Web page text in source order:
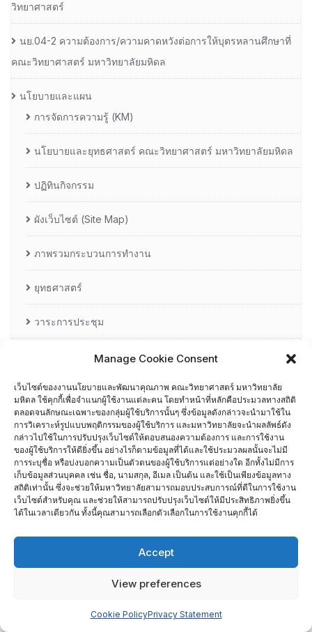
Manage Cookie Consent
เว็บไซต์ของงานนโยบายและพัฒนาคุณภาพ คณะวิทยาศาสตร์ มหาวิทยาลัย
มหิดล ใช้คุกกี้เพื่อจำแนกผู้ใช้งานแต่ละคน โดยทำหน้าที่หลักคือประมวลทางสถิติ
ตลอดจนลักษณะเฉพาะของกลุ่มผู้ใช้บริการนั้นๆ ซึ่งข้อมูลดังกล่าวจะนำมาใช้ใน
การวิเคราะห์รูปแบบพฤติกรรมของผู้ใช้บริการ และมหาวิทยาลัยจะนำผลลัพธ์ดัง
กล่าวไปใช้ในการปรับปรุงเว็บไซต์ให้ตอบสนองความต้องการ และการใช้งาน
ของผู้ใช้บริการให้ดียิ่งขึ้น อย่างไรก็ตามข้อมูลที่ได้และใช้ประมวลผลนั้นจะไม่มี
การระบุชื่อ หรือบ่งบอกความเป็นตัวตนของผู้ใช้บริการแต่อย่างใด อีกทั้งไม่มีการ
เก็บข้อมูลส่วนบุคคล เช่น ชื่อ, นามสกุล, อีเมล เป็นต้น และใช้เป็นเพียงข้อมูลทาง
สถิติเท่านั้น ซึ่งจะช่วยให้มหาวิทยาลัยสามารถมอบประสบการณ์ที่ดีในการใช้งาน
เว็บไซต์สำหรับคุณ และช่วยให้สามารถปรับปรุงเว็บไซต์ให้มีประสิทธิภาพยิ่งขึ้น
ได้ในเวลาเดียวกัน ทั้งนี้คุณสามารถเลือกตัวเลือกในการใช้งานคุกกี้ได้
Accept
View preferences
Cookie PolicyPrivacy Statement
วิทยาศาสตร์
นย.04-2 ความต้องการ/ความคาดหวังต่อการให้บุตรหลานศึกษาที่
คณะวิทยาศาสตร์ มหาวิทยาลัยมหิดล
นโยบายและแผน
การจัดการความรู้ (KM)
นโยบายและยุทธศาสตร์ คณะวิทยาศาสตร์ มหาวิทยาลัยมหิดล
ปฏิทินกิจกรรม
ผังเว็บไซต์ (Site Map)
ภาพรวมกระบวนการทำงาน
ยุทธศาสตร์
วาระการประชุม
บุคลากรงานนโยบายและพัฒนาคุณภาพ คณะวิทยาศาสตร์
มหาวิทยาลัยมหิดล
TQA Application Report Writing
TQA Assessor
TQA Criteria
ผู้ผ่านการอบรม AUN-QA
ผู้ผ่านการอบรม EdPEx Assessor